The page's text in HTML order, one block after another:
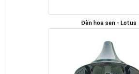
Đèn hoa sen - Lotus